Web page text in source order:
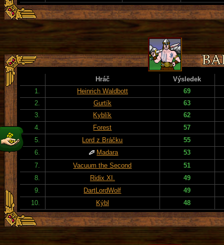
Hráč
Výsledek
1.
Heinrich Waldbott
69
2.
Gurtík
63
3.
Kyblík
62
4.
Forest
57
5.
Lord z Bráčku
55
6.
Madara
53
7.
Vacuum the Second
51
8.
Ridix XI.
49
9.
DartLordWolf
49
10.
Kýbl 48